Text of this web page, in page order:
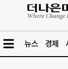
뉴스 경제